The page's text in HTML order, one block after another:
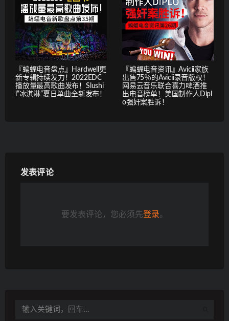
『蝙蝠电音盘点』Hardwell更
新专辑持续发力！2022EDC
播放量最高歌曲发布！Slushi
i“冰淇淋”夏日单曲全新发布！
『蝙蝠电音资讯』Avicii家族
出售75％的Avicii录音版权！
网易云音乐联合喜力啤酒推
出电音榜单！美国制作人Dipl
o强奸案胜诉！
发表评论
要发表评论，您必须先登录。